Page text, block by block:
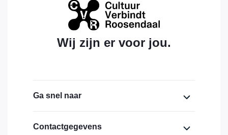
Wij zijn er voor jou.
Ga snel naar
Contactgegevens